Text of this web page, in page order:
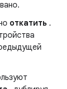
откатить .